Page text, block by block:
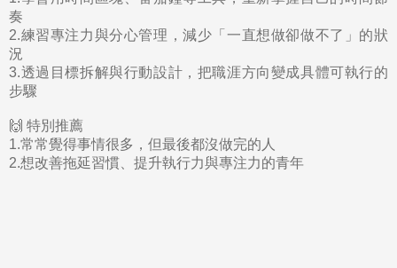
奏
2.練習專注力與分心管理，減少「一直想做卻做不了」的狀
況
3.透過目標拆解與行動設計，把職涯方向變成具體可執行的
步驟
🙌 特別推薦
1.常常覺得事情很多，但最後都沒做完的人
2.想改善拖延習慣、提升執行力與專注力的青年